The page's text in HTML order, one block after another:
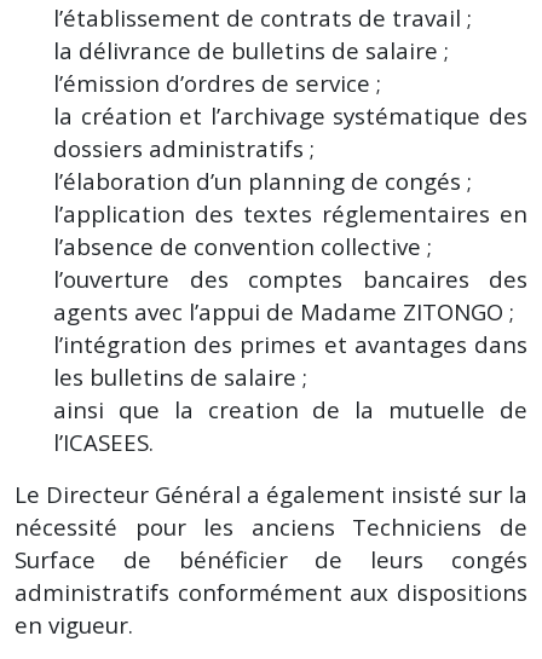
l’établissement de contrats de travail ;
la délivrance de bulletins de salaire ;
l’émission d’ordres de service ;
la création et l’archivage systématique des
dossiers administratifs ;
l’élaboration d’un planning de congés ;
l’application des textes réglementaires en
l’absence de convention collective ;
l’ouverture des comptes bancaires des
agents avec l’appui de Madame ZITONGO ;
l’intégration des primes et avantages dans
les bulletins de salaire ;
ainsi que la creation de la mutuelle de
l’ICASEES.
Le Directeur Général a également insisté sur la
nécessité pour les anciens Techniciens de
Surface de bénéficier de leurs congés
administratifs conformément aux dispositions
en vigueur.